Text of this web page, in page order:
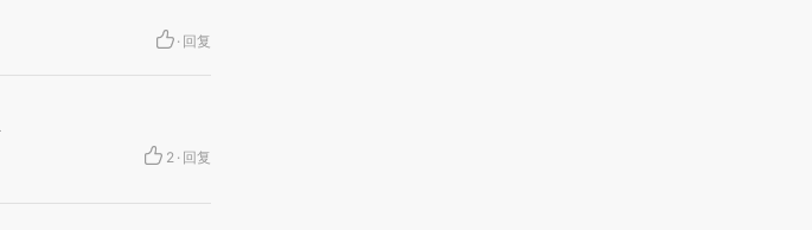
· 回复
2 · 回复